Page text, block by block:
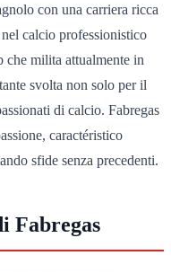
con una carriera ricca
calcio professionistico
milita attualmente in
svolta non solo per il
di calcio. Fabregas
caractéristico
sfide senza precedenti.
Fabregas